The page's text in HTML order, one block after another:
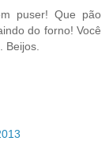
puser! Que pão
do forno! Você
Beijos.